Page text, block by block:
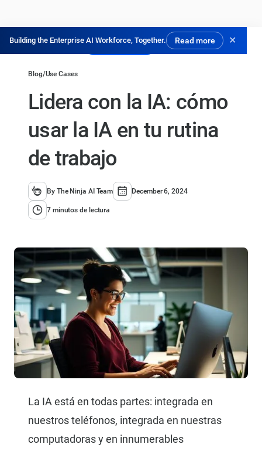
Building the Enterprise AI Workforce, Together. Read more ✕
Pruébalo gratis
Blog/Use Cases
Lidera con la IA: cómo
usar la IA en tu rutina
de trabajo
By The Ninja AI Team December 6, 2024
7 minutos de lectura
La IA está en todas partes: integrada en
nuestros teléfonos, integrada en nuestras
computadoras y en innumerables